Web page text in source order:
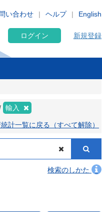
English
い合わせ ヘルプ
ログイン 新規登録
輸入
計一覧に戻る（すべて解除）
検索のしかた